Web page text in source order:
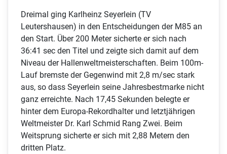
Dreimal ging Karlheinz Seyerlein (TV
Leutershausen) in den Entscheidungen der M85 an
den Start. Über 200 Meter sicherte er sich nach
36:41 sec den Titel und zeigte sich damit auf dem
Niveau der Hallenweltmeisterschaften. Beim 100m-
Lauf bremste der Gegenwind mit 2,8 m/sec stark
aus, so dass Seyerlein seine Jahresbestmarke nicht
ganz erreichte. Nach 17,45 Sekunden belegte er
hinter dem Europa-Rekordhalter und letztjährigen
Weltmeister Dr. Karl Schmid Rang Zwei. Beim
Weitsprung sicherte er sich mit 2,88 Metern den
dritten Platz.